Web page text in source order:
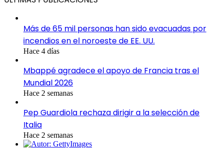
Más de 65 mil personas han sido evacuadas por
incendios en el noroeste de EE. UU.
Hace 4 días
Mbappé agradece el apoyo de Francia tras el
Mundial 2026
Hace 2 semanas
Pep Guardiola rechaza dirigir a la selección de
Italia
Hace 2 semanas